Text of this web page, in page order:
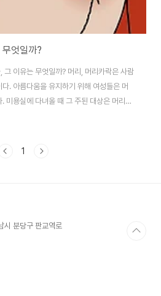
엇일까?
그 이유는 무엇일까? 머리, 머리카락은 사람
. 아름다움을 유지하기 위해 여성들은 머
미용실에 다녀올 때 그 주된 대상은 머리카
상이어도 아낌없이 투자를 한다. 한창 아름
게 퍼머를 하고 나면 다른 친구들이 예쁘다
1
분당구 판교역로